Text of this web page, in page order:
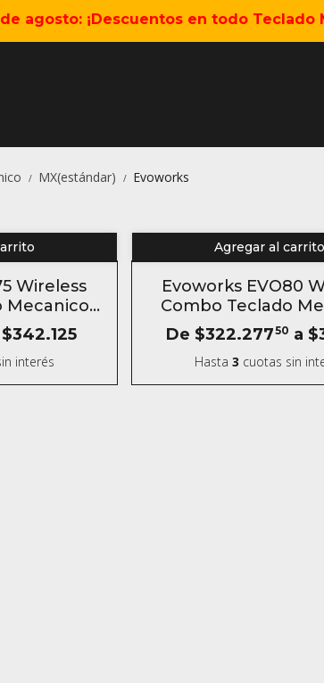
agosto: ¡Descuentos en todo
/ MX(estándar) / Evoworks
Wireless
Mecanico
$342.125
interés
Agregar al carrito
Evoworks EVO80
Combo Teclado
Aluminio
De $322.27750 a
Hasta 3 cuotas sin